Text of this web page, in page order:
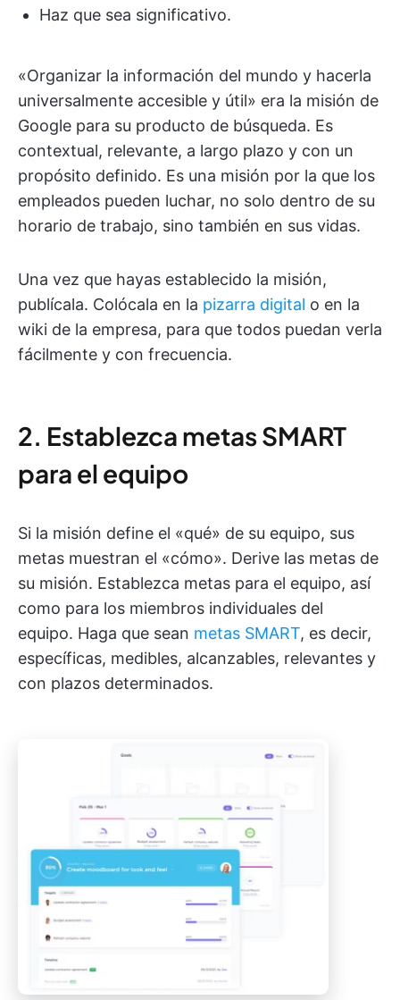
Haz que sea significativo.
«Organizar la información del mundo y hacerla
universalmente accesible y útil» era la misión de
Google para su producto de búsqueda. Es
contextual, relevante, a largo plazo y con un
propósito definido. Es una misión por la que los
empleados pueden luchar, no solo dentro de su
horario de trabajo, sino también en sus vidas.
Una vez que hayas establecido la misión,
publícala. Colócala en la pizarra digital o en la
wiki de la empresa, para que todos puedan verla
fácilmente y con frecuencia.
2. Establezca metas SMART
para el equipo
Si la misión define el «qué» de su equipo, sus
metas muestran el «cómo». Derive las metas de
su misión. Establezca metas para el equipo, así
como para los miembros individuales del
equipo. Haga que sean metas SMART, es decir,
específicas, medibles, alcanzables, relevantes y
con plazos determinados.